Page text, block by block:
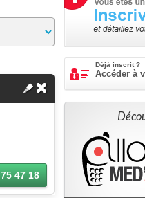
47 18
Déjà inscrit ?
Accéder à